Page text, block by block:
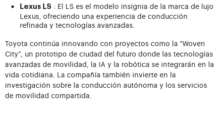
Lexus LS : El LS es el modelo insignia de la marca de lujo
Lexus, ofreciendo una experiencia de conducción
refinada y tecnologías avanzadas.
Toyota continúa innovando con proyectos como la "Woven
City", un prototipo de ciudad del futuro donde las tecnologías
avanzadas de movilidad, la IA y la robótica se integrarán en la
vida cotidiana. La compañía también invierte en la
investigación sobre la conducción autónoma y los servicios
de movilidad compartida.